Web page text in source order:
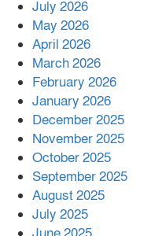
কাপ্তাই
মাহফুজ,
নির্বাচিত
দেয়ার
মোকাবিলায় সহায়তার আশ্বাস
July 2026
May 2026
April 2026
March 2026
February 2026
January 2026
December 2025
November 2025
October 2025
September 2025
August 2025
July 2025